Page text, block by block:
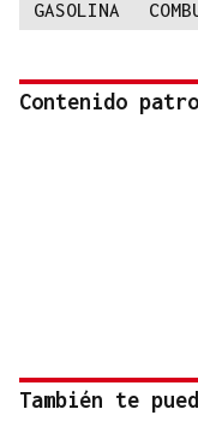
GASOLINA
Contenido
También te